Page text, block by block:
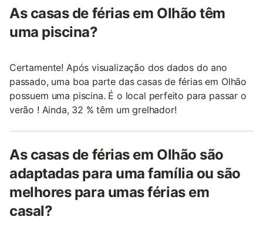
As casas de férias em Olhão têm
uma piscina?
Certamente! Após visualização dos dados do ano
passado, uma boa parte das casas de férias em Olhão
possuem uma piscina. É o local perfeito para passar o
verão ! Ainda, 32 % têm um grelhador!
As casas de férias em Olhão são
adaptadas para uma família ou são
melhores para umas férias em
casal?